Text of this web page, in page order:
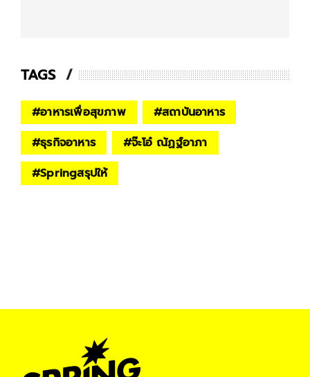
TAGS
#อาหารเพื่อสุขภาพ #สถาบันอาหาร
#ธุรกิจอาหาร #จ๊ะโอ๋ ณัฏฐ์อาภา
#Springสรุปให้